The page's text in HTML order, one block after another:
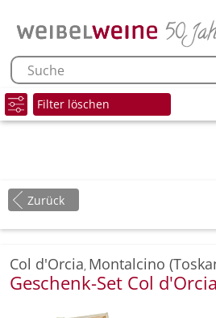
Filter löschen
Zurück
Col d'Orcia, Montalcino
Geschenk-Set Col